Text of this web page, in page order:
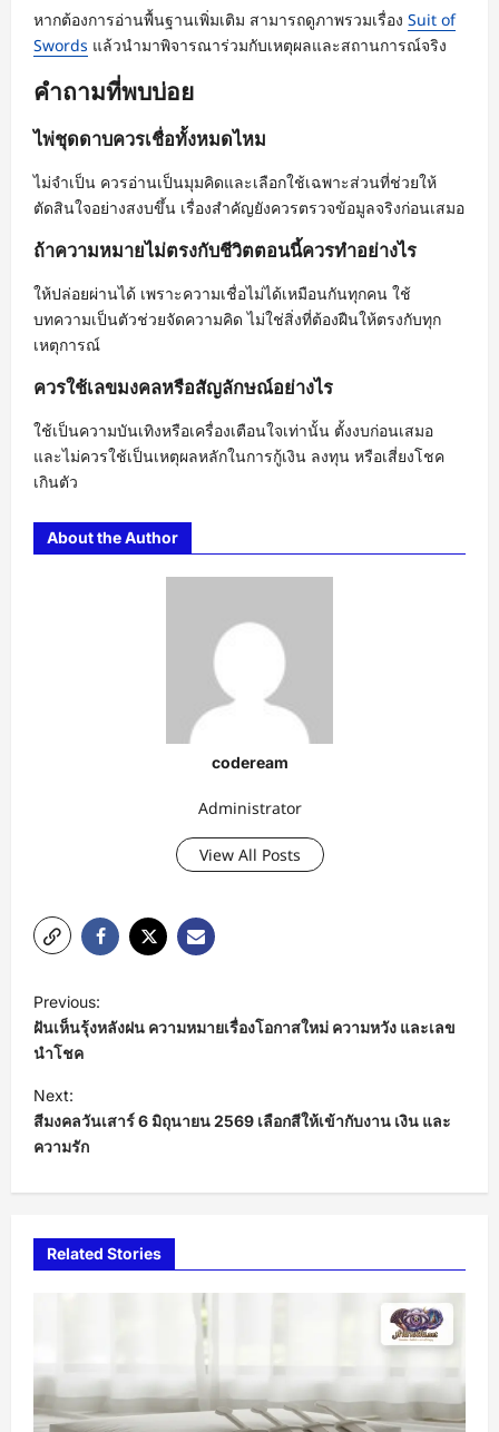
หากต้องการอ่านพื้นฐานเพิ่มเติม สามารถดูภาพรวมเรื่อง Suit of
Swords แล้วนำมาพิจารณาร่วมกับเหตุผลและสถานการณ์จริง
คำถามที่พบบ่อย
ไพ่ชุดดาบควรเชื่อทั้งหมดไหม
ไม่จำเป็น ควรอ่านเป็นมุมคิดและเลือกใช้เฉพาะส่วนที่ช่วยให้
ตัดสินใจอย่างสงบขึ้น เรื่องสำคัญยังควรตรวจข้อมูลจริงก่อนเสมอ
ถ้าความหมายไม่ตรงกับชีวิตตอนนี้ควรทำอย่างไร
ให้ปล่อยผ่านได้ เพราะความเชื่อไม่ได้เหมือนกันทุกคน ใช้
บทความเป็นตัวช่วยจัดความคิด ไม่ใช่สิ่งที่ต้องฝืนให้ตรงกับทุก
เหตุการณ์
ควรใช้เลขมงคลหรือสัญลักษณ์อย่างไร
ใช้เป็นความบันเทิงหรือเครื่องเตือนใจเท่านั้น ตั้งงบก่อนเสมอ
และไม่ควรใช้เป็นเหตุผลหลักในการกู้เงิน ลงทุน หรือเสี่ยงโชค
เกินตัว
About the Author
codeream
Administrator
View All Posts
o
s
t
n
a
v
g
i
o
Previous:
ฝันเห็นรุ้งหลังฝน ความหมายเรื่องโอกาสใหม่ ความหวัง และเลข
นำโชค
Next:
สีมงคลวันเสาร์ 6 มิถุนายน 2569 เลือกสีให้เข้ากับงาน เงิน และ
ความรัก
Related Stories